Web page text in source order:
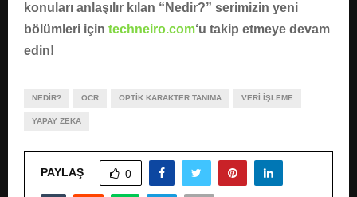
konuları anlaşılır kılan “Nedir?” serimizin yeni
bölümleri için techneiro.com‘u takip etmeye devam
edin!
NEDIR? OCR OPTIK KARAKTER TANIMA VERI İŞLEME
YAPAY ZEKA
PAYLAŞ 0